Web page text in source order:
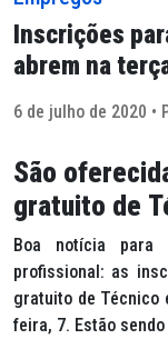
Inscrições
abrem na
6 de julho de 2020 •
São
gratuito de
Boa notícia para
profissional: as
gratuito de Técnico
feira, 7. Estão